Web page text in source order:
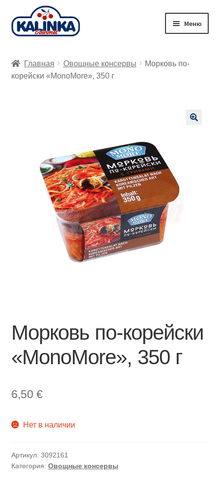
Перейти
к
Перейти
к
Меню
Заказ онлайн
Главная Овощные консервы
Морковь по-
корейски «MonoMore», 350 г
Морковь по-корейски
«MonoMore», 350 г
6,50 €
Нет в наличии
Артикул: 3092161
Категория: Овощные консервы